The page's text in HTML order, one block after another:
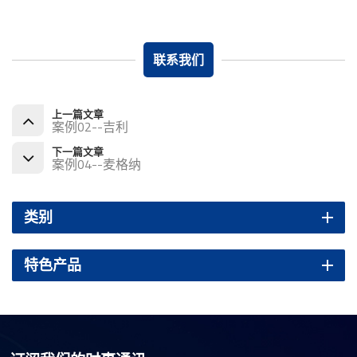
联系我们
上一篇文章
案例02--吉利
下一篇文章
案例04--麦格纳
类别
特色产品